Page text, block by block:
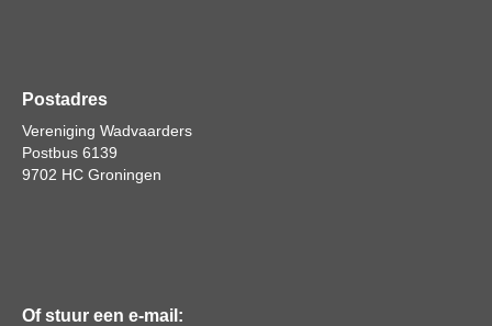
Postadres
Vereniging Wadvaarders
Postbus 6139
9702 HC Groningen
Of stuur een e-mail: